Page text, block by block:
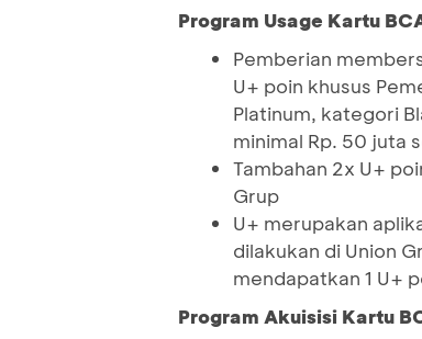
Program Usage Kartu
Pemberian
U+ poin khusus
Platinum, kategori
minimal Rp. 50 juta
Tambahan 2x U+
Grup
U+ merupakan
dilakukan di Union
mendapatkan 1 U+
Program Akuisisi Kartu